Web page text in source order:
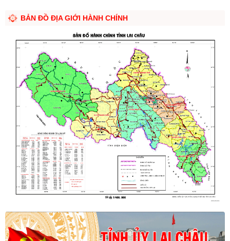
BẢN ĐỒ ĐỊA GIỚI HÀNH CHÍNH